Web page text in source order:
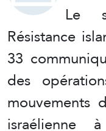
Le
Résistance
33
des
mouvements
israélienne